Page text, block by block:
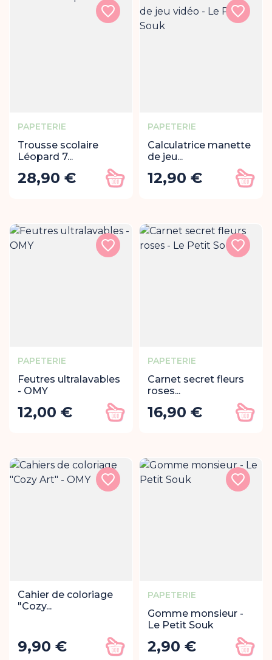
PAPETERIE
Trousse scolaire
Léopard 7...
Prix
28,90 €
PAPETERIE
Calculatrice manette
de jeu...
Prix
12,90 €
PAPETERIE
Feutres ultralavables
- OMY
Prix
12,00 €
PAPETERIE
Carnet secret fleurs
roses...
Prix
16,90 €
Cahier de coloriage
"Cozy...
Prix
9,90 €
PAPETERIE
Gomme monsieur -
Le Petit Souk
Prix
2,90 €